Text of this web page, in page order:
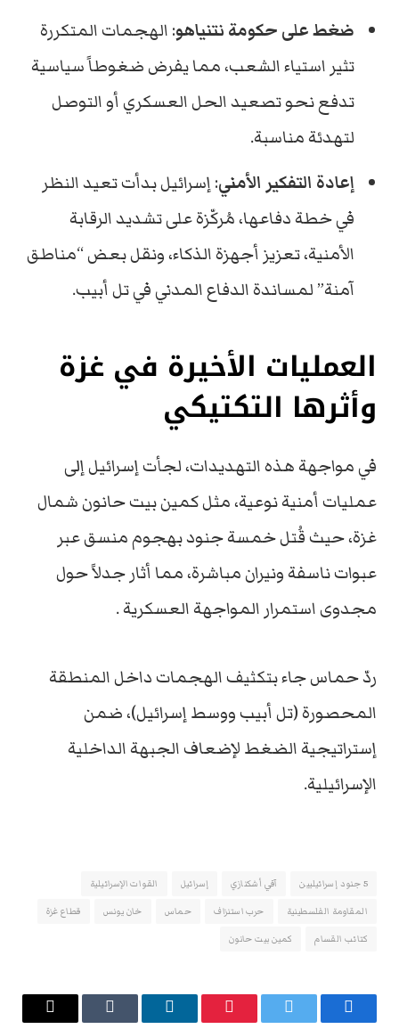
ضغط على حكومة نتنياهو: الهجمات المتكررة
تثير استياء الشعب، مما يفرض ضغوطاً سياسية
تدفع نحو تصعيد الحل العسكري أو التوصل
لتهدئة مناسبة.
إعادة التفكير الأمني: إسرائيل بدأت تعيد النظر
في خطة دفاعها، مُركّزة على تشديد الرقابة
الأمنية، تعزيز أجهزة الذكاء، ونقل بعض “مناطق
آمنة” لمساندة الدفاع المدني في تل أبيب.
العمليات الأخيرة في غزة
وأثرها التكتيكي
في مواجهة هذه التهديدات، لجأت إسرائيل إلى
عمليات أمنية نوعية، مثل كمين بيت حانون شمال
غزة، حيث قُتل خمسة جنود بهجوم منسق عبر
عبوات ناسفة ونيران مباشرة، مما أثار جدلاً حول
مجدوى استمرار المواجهة العسكرية .
ردّ حماس جاء بتكثيف الهجمات داخل المنطقة
المحصورة (تل أبيب ووسط إسرائيل)، ضمن
إستراتيجية الضغط لإضعاف الجبهة الداخلية
الإسرائيلية.
5 جنود إسرائيليين آفي أشكنازي إسرائيل
القوات الإسرائيلية
المقاومة الفلسطينية
حرب استنزاف حماس خان يونس
قطاع غزة
كتائب القسام
كمين بيت حانون
فيسبوك تويتر بينتيريستلينكدإن Tumblr البريد